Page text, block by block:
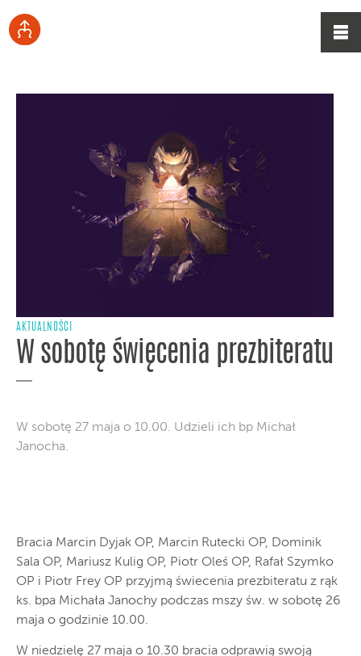
AKTUALNOŚCI
W sobotę święcenia prezbiteratu
W sobotę 27 maja o 10.00. Udzieli ich bp Michał
Janocha.
Bracia Marcin Dyjak OP, Marcin Rutecki OP, Dominik
Sala OP, Mariusz Kulig OP, Piotr Oleś OP, Rafał Szymko
OP i Piotr Frey OP przyjmą świecenia prezbiteratu z rąk
ks. bpa Michała Janochy podczas mszy św. w sobotę 26
maja o godzinie 10.00.
W niedzielę 27 maja o 10.30 bracia odprawią swoją